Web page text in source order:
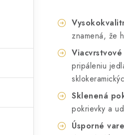
znamená, že
pripáleniu
Sklenená
pokrievky a
Úsporné